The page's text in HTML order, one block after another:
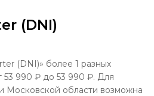
(DNI)
(DNI)» более 1 разных
990 ₽ до 53 990 ₽. Для
Московской области возможна